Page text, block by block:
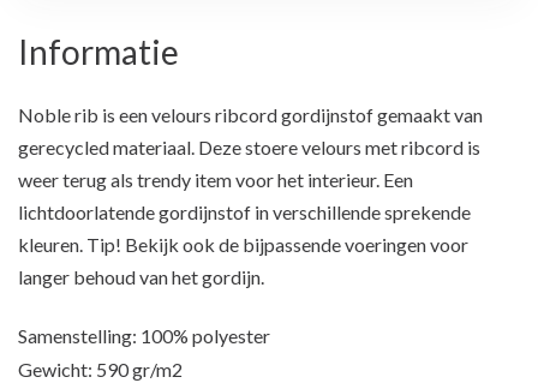
Informatie
Noble rib is een velours ribcord gordijnstof gemaakt van
gerecycled materiaal. Deze stoere velours met ribcord is
weer terug als trendy item voor het interieur. Een
lichtdoorlatende gordijnstof in verschillende sprekende
kleuren. Tip! Bekijk ook de bijpassende voeringen voor
langer behoud van het gordijn.
Samenstelling: 100% polyester
Gewicht: 590 gr/m2